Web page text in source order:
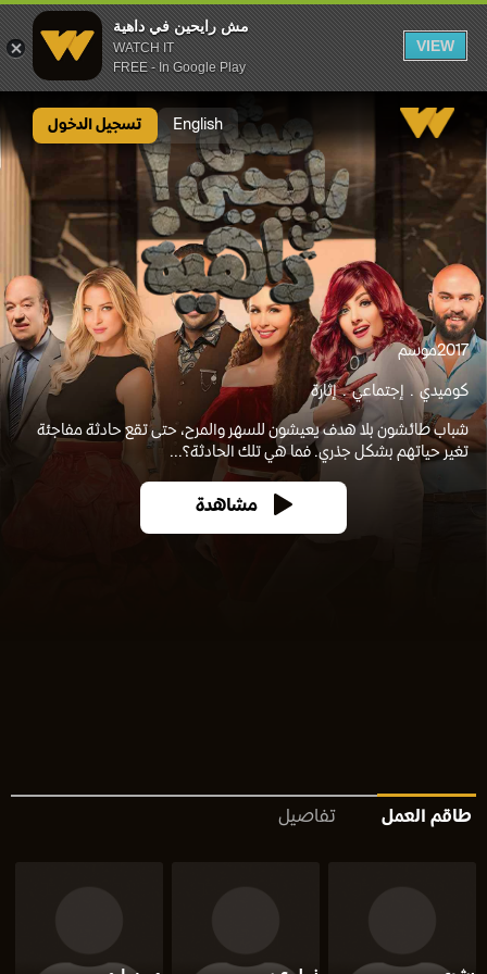
مش رايحين في داهية
WATCH IT
FREE - In Google Play
VIEW
English تسجيل الدخول
2017موسم
كوميدي إجتماعي إثارة
شباب طائشون بلا هدف يعيشون للسهر والمرح، حتى تقع حادثة مفاجئة
تغير حياتهم بشكل جذري. فما هي تلك الحادثة؟...
مشاهدة
طاقم العمل تفاصيل